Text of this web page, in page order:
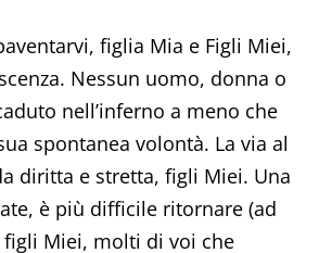
figlia Mia e Figli Miei,
Nessun uomo, donna o
nell’inferno a meno che
spontanea volontà. La via al
diritta e stretta, figli Miei. Una
è più difficile ritornare (ad
figli Miei, molti di voi che